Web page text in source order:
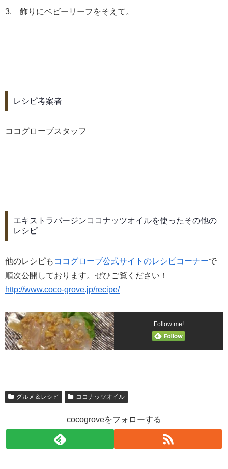
3. 飾りにベビーリーフをそえて。
レシピ考案者
ココグローブスタッフ
エキストラバージンココナッツオイルを使ったその他の
レシピ
他のレシピも ココグローブ公式サイトのレシピコーナーで
順次公開しております。ぜひご覧ください！
http://www.coco-grove.jp/recipe/
Follow me!
グルメ＆レシピ ココナッツオイル
cocogroveをフォローする